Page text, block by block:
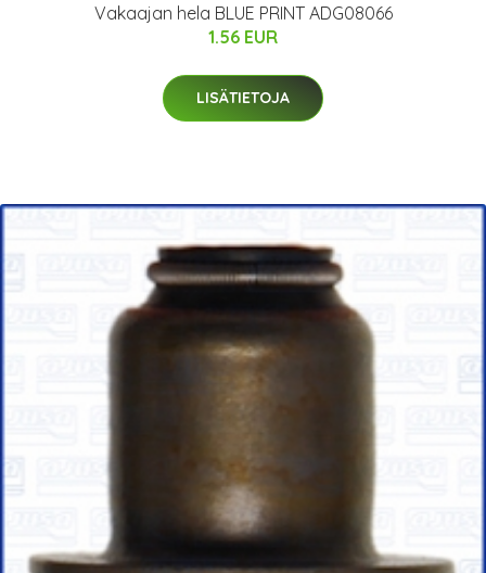
Vakaajan hela BLUE PRINT ADG08066
1.56 EUR
LISÄTIETOJA